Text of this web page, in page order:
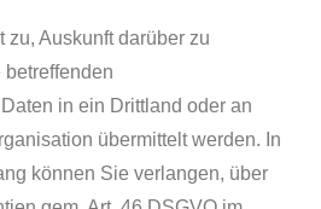
zu, Auskunft darüber zu
in ein Drittland oder an
übermittelt werden. In
können Sie verlangen, über